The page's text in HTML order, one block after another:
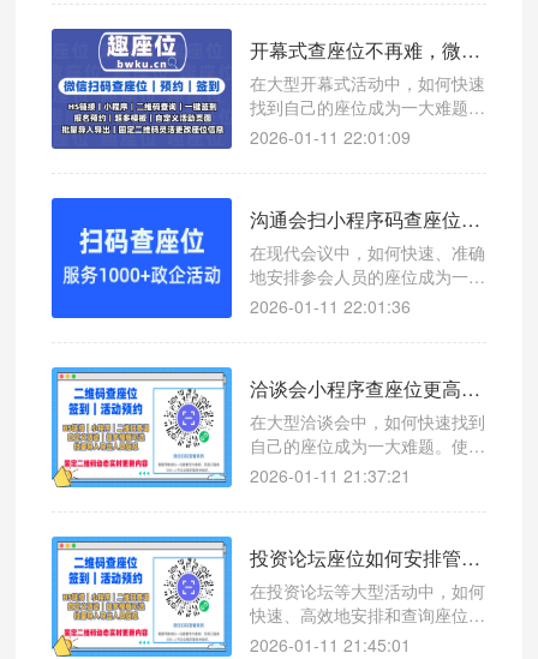
微信扫码查座位系统，帮助您轻
开幕式查座位不再难，微信扫码签到显示座位系统让流程更高效
在大型开幕式活动中，如何快速
找到自己的座位成为一大难题。
本文介绍一款高效的微信扫码查
松应对座位管理问题。
2026-01-11 22:01:09
沟通会扫小程序码查座位，高效管理让会议更轻松
在现代会议中，如何快速、准确
地安排参会人员的座位成为一项
挑战。使用微信扫码查座位系
效率。
2026-01-11 22:01:36
洽谈会小程序查座位更高效，微信扫码查座位系统助您轻松管理
在大型洽谈会中，如何快速找到
自己的座位成为一大难题。使用
微信扫码查座位系统，让参会者
效率。
2026-01-11 21:37:21
投资论坛座位如何安排管理？微信扫码查座位小程序提升参会体验的神器
在投资论坛等大型活动中，如何
快速、高效地安排和查询座位成
为一大难题。本文介绍一款创新
2026-01-11 21:45:01